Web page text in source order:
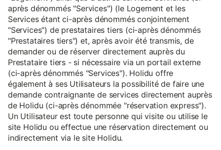
après dénommés "Services") (le Logement et les
Services étant ci-après dénommés conjointement
"Services") de prestataires tiers (ci-après dénommés
"Prestataires tiers") et, après avoir été transmis, de
demander ou de réserver directement auprès du
Prestataire tiers - si nécessaire via un portail externe
(ci-après dénommés "Services"). Holidu offre
également à ses Utilisateurs la possibilité de faire une
demande contraignante de services directement auprès
de Holidu (ci-après dénommée "réservation express").
Un Utilisateur est toute personne qui visite ou utilise le
site Holidu ou effectue une réservation directement ou
indirectement via le site Holidu.